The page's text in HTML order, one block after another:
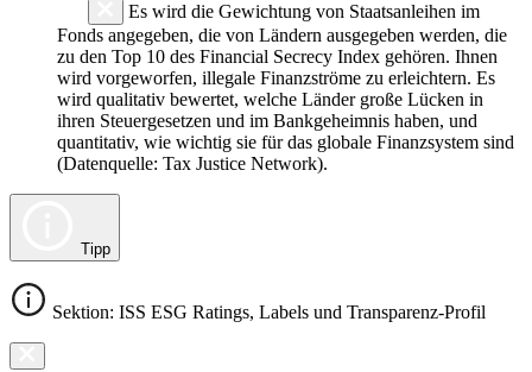
Es wird die Gewichtung von Staatsanleihen im
Fonds angegeben, die von Ländern ausgegeben werden, die
zu den Top 10 des Financial Secrecy Index gehören. Ihnen
wird vorgeworfen, illegale Finanzströme zu erleichtern. Es
wird qualitativ bewertet, welche Länder große Lücken in
ihren Steuergesetzen und im Bankgeheimnis haben, und
quantitativ, wie wichtig sie für das globale Finanzsystem sind
(Datenquelle: Tax Justice Network).
Tipp
Sektion: ISS ESG Ratings, Labels und Transparenz-Profil